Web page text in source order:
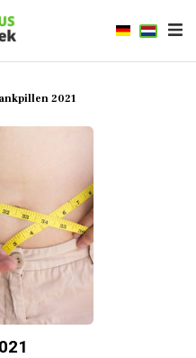
2021